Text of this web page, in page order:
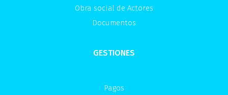
Obra social de Actores
Documentos
GESTIONES
Pagos